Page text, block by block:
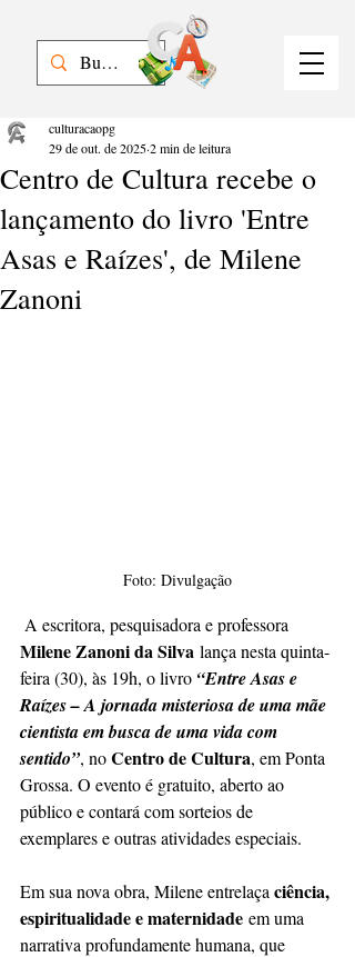
Centro de Cultura recebe o
lançamento do livro 'Entre
Asas e Raízes', de Milene
Zanoni
culturacaopg
29 de out. de 20252 min de leitura
Foto: Divulgação
A escritora, pesquisadora e professora
Milene Zanoni da Silva lança nesta quinta-
feira (30), às 19h, o livro “Entre Asas e
Raízes – A jornada misteriosa de uma mãe
cientista em busca de uma vida com
sentido”, no Centro de Cultura, em Ponta
Grossa. O evento é gratuito, aberto ao
público e contará com sorteios de
exemplares e outras atividades especiais.
Em sua nova obra, Milene entrelaça ciência,
espiritualidade e maternidade em uma
narrativa profundamente humana, que